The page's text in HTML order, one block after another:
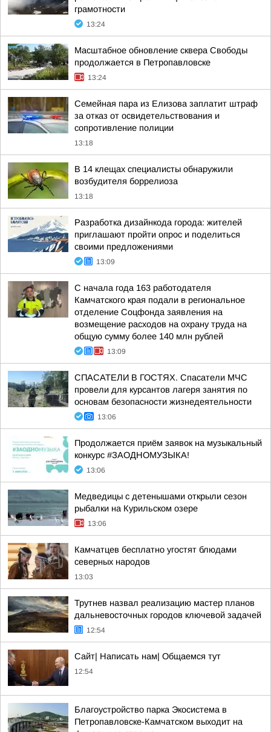
грамотности
13:24
Масштабное обновление сквера Свободы
продолжается в Петропавловске
13:24
Семейная пара из Елизова заплатит штраф
за отказ от освидетельствования и
сопротивление полиции
13:18
В 14 клещах специалисты обнаружили
возбудителя боррелиоза
13:18
Разработка дизайнкода города: жителей
приглашают пройти опрос и поделиться
своими предложениями
13:09
С начала года 163 работодателя
Камчатского края подали в региональное
отделение Соцфонда заявления на
возмещение расходов на охрану труда на
общую сумму более 140 млн рублей
13:09
СПАСАТЕЛИ В ГОСТЯХ. Спасатели МЧС
провели для курсантов лагеря занятия по
основам безопасности жизнедеятельности
13:06
Продолжается приём заявок на музыкальный
конкурс #ЗАОДНОМУЗЫКА!
13:06
Медведицы с детенышами открыли сезон
рыбалки на Курильском озере
13:06
Камчатцев бесплатно угостят блюдами
северных народов
13:03
Трутнев назвал реализацию мастер планов
дальневосточных городов ключевой задачей
12:54
Сайт| Написать нам| Общаемся тут
12:54
Благоустройство парка Экосистема в
Петропавловске-Камчатском выходит на